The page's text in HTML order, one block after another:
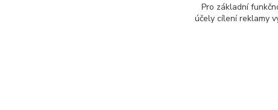
autobusové
Pro základní
účely cílení reklamy